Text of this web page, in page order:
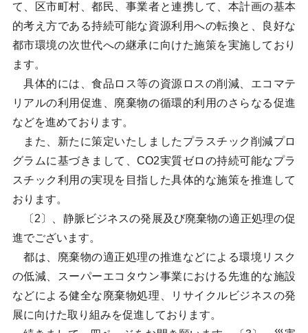
て、区市町村、都民、事業者と連携して、本計画の基本
的考え方である持続可能な資源利用への転換と、良好な
都市環境の次世代への継承に向けた施策を実施しており
ます。
具体的には、食品ロス等の資源ロスの削減、エコマテ
リアルの利用促進、廃棄物の循環的利用のさらなる促進
などを進めております。
また、新たに策定いたしましたプラスチック削減プロ
グラムに基づきまして、CO2実質ゼロの持続可能なプラ
スチック利用の実現を目指した具体的な施策を推進して
おります。
〔2〕、静脈ビジネスの発展及び廃棄物の適正処理の促
進でございます。
都は、廃棄物の適正処理の推進などによる環境リスク
の低減、スーパーエコタウン事業における先進的な施設
などによる健全な廃棄物処理、リサイクルビジネスの発
展に向けた取り組みを促進しております。